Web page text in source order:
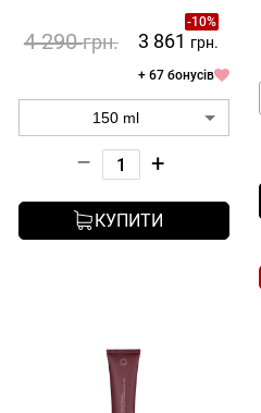
-10%
4 290грн. 3 861 грн.
+ 67 бонусів
– +
КУПИТИ